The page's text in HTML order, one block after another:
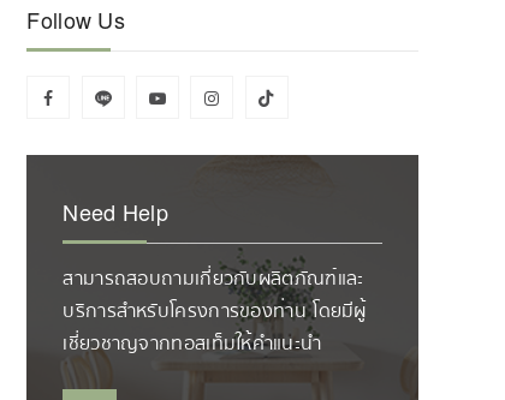
Follow Us
Need Help
สามารถสอบถามเกี่ยวกับผลิตภัณฑ์และ
บริการสำหรับโครงการของท่าน โดยมีผู้
เชี่ยวชาญจากทอสเท็มให้คำแนะนำ